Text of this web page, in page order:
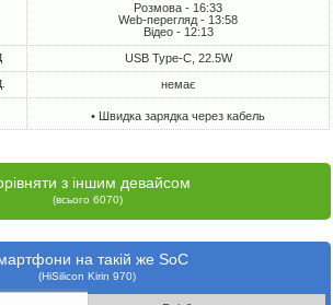
Розмова - 16:33
Web-перегляд - 13:58
Відео - 12:13
USB Type-C, 22.5W
немає
• Швидка зарядка через кабель
з іншим девайсом
(всього 6070)
на такій же SoC
(HiSilicon Kirin 970)